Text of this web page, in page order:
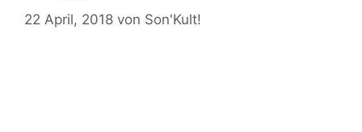
22 April, 2018 von Son'Kult!